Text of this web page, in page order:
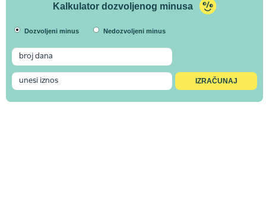
Kalkulator dozvoljenog minusa
Dozvoljeni minus Nedozvoljeni minus